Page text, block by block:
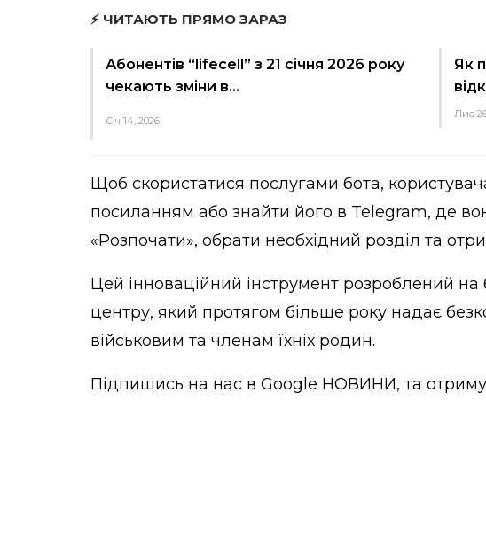
⚡ ЧИТАЮТЬ ПРЯМО ЗАРАЗ
Абонентів “lifecell” з 21 січня 2026 року
чекають зміни в…
Січ 14, 2026
Як
Лис
Щоб скористатися послугами бота,
посиланням або знайти його в Telegram, де
«Розпочати», обрати необхідний розділ та
Цей інноваційний інструмент розроблений
центру, який протягом більше року надає
військовим та членам їхніх родин.
Підпишись на нас в Google НОВИНИ, та